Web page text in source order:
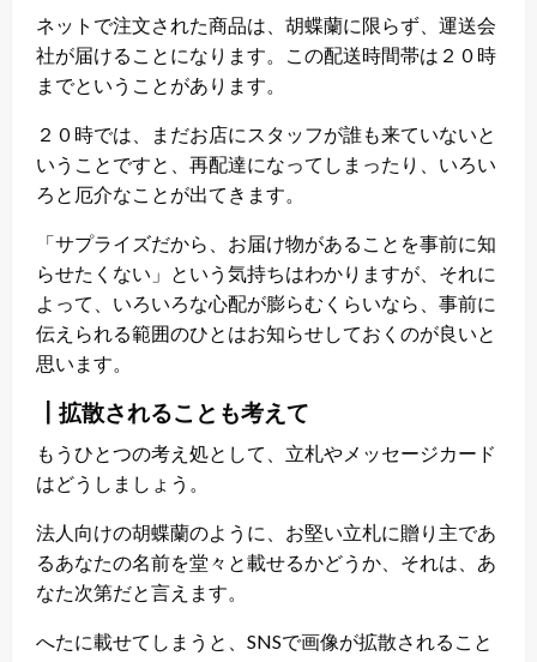
ネットで注文された商品は、胡蝶蘭に限らず、運送会
社が届けることになります。この配送時間帯は２０時
までということがあります。
２０時では、まだお店にスタッフが誰も来ていないと
いうことですと、再配達になってしまったり、いろい
ろと厄介なことが出てきます。
「サプライズだから、お届け物があることを事前に知
らせたくない」という気持ちはわかりますが、それに
よって、いろいろな心配が膨らむくらいなら、事前に
伝えられる範囲のひとはお知らせしておくのが良いと
思います。
┃拡散されることも考えて
もうひとつの考え処として、立札やメッセージカード
はどうしましょう。
法人向けの胡蝶蘭のように、お堅い立札に贈り主であ
るあなたの名前を堂々と載せるかどうか、それは、あ
なた次第だと言えます。
へたに載せてしまうと、SNSで画像が拡散されること